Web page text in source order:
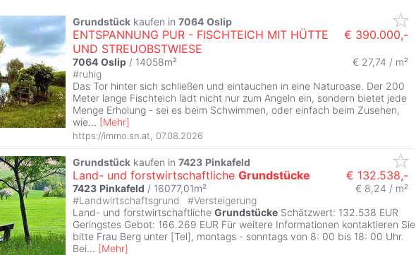
Grundstück kaufen in 7064 Oslip
ENTSPANNUNG PUR - FISCHTEICH MIT HÜTTE
UND STREUOBSTWIESE
€ 390.000,-
7064 Oslip / 14058m²
€ 27,74 / m²
#ruhig
Das Tor hinter sich schließen und eintauchen in eine Naturoase. Der 200
Meter lange Fischteich lädt nicht nur zum Angeln ein, sondern bietet jede
Menge Erholung - sei es beim Schwimmen, oder einfach beim Zusehen,
wie... [Mehr]
https://immo.sn.at 07.08.2026
Grundstück kaufen in 7423 Pinkafeld
Land- und forstwirtschaftliche Grundstücke € 132.538,-
7423 Pinkafeld / 16077,01m²
€ 8,24 / m²
#Landwirtschaftsgrund #Versteigerung
Land- und forstwirtschaftliche Grundstücke Schätzwert: 132.538 EUR
Geringstes Gebot: 166.269 EUR Für weitere Informationen kontaktieren Sie
bitte Frau Berg unter [Tel], montags - sonntags von 8: 00 bis 18: 00 Uhr.
Bei... [Mehr]